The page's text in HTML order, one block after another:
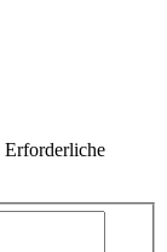
Erforderliche